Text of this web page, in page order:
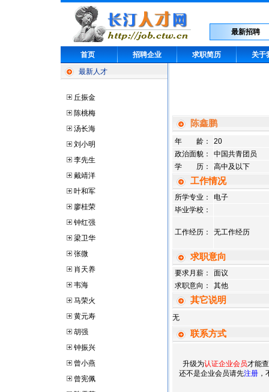
最新招聘
首页 招聘企业 求职简历
关于
最新人才
丘振金
陈桃梅
汤长海
刘小明
李先生
戴靖洋
叶和军
廖桂荣
钟红强
梁卫华
张微
肖天养
韦海
马荣火
黄元寿
胡强
钟振兴
曾小燕
曾宪佩
陈鑫鹏
年 龄：
20
政治面貌：
中国共青团员
学 历：
高中及以下
工作情况
所学专业：
电子
毕业学校：
工作经历： 无工作经历
求职意向
要求月薪：
面议
求职意向：
其他
其它说明
无
联系方式
升级为认证企业会员才能
还不是企业会员请先注册